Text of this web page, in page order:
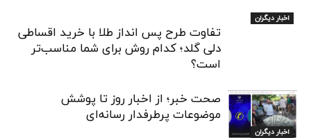
اخبار دیگران
تفاوت طرح پس انداز طلا با خرید اقساطی
دلی گلد؛ کدام روش برای شما مناسب‌تر
است؟
اخبار دیگران
صحت خبر؛ از اخبار روز تا پوشش
موضوعات پرطرفدار رسانه‌ای